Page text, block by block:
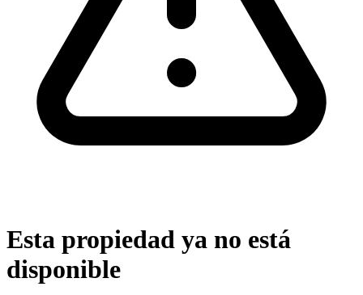
Esta propiedad ya no está
disponible